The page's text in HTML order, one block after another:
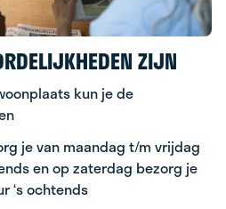
ZIJN
kun je de
je van maandag t/m vrijdag
en op zaterdag bezorg je
‘s ochtends